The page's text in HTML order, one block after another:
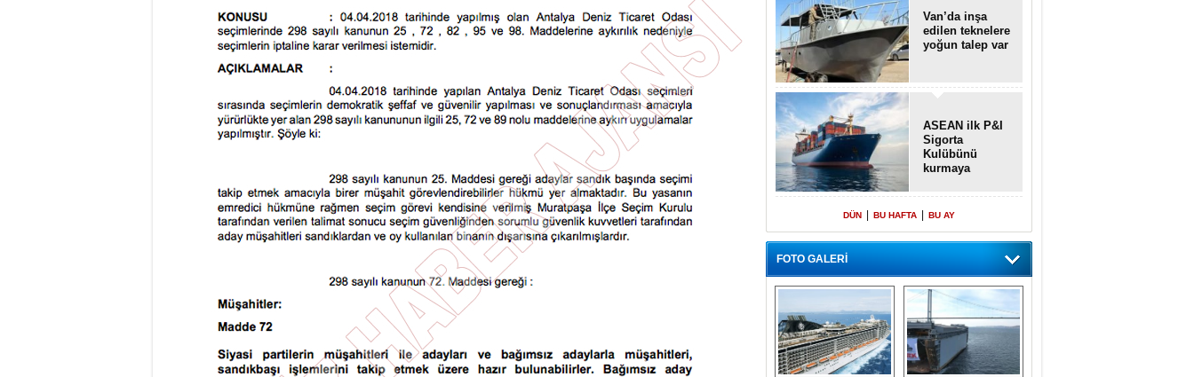
Van’da inşa
edilen teknelere
yoğun talep var
ASEAN ilk P&I
Sigorta
Kulübünü
kurmaya
DÜN BU HAFTA BU AY
FOTO GALERİ